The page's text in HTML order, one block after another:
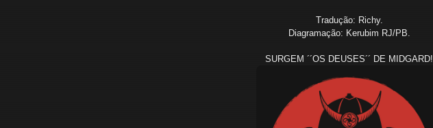
Tradução: Richy.
Diagramação: Kerubim RJ/PB.
SURGEM ´´OS DEUSES´´ DE MIDGARD!